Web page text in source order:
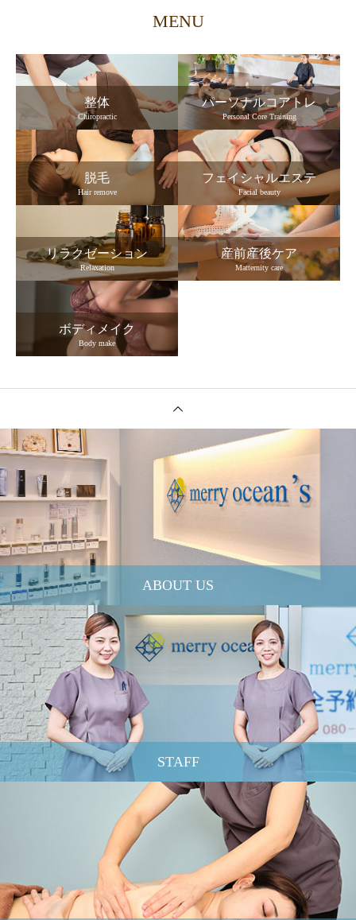
MENU
整体
Chiropractic
パーソナルコアトレ
Personal Core Training
脱毛
Hair remove
フェイシャルエステ
Facial beauty
リラクゼーション
Relaxation
産前産後ケア
Matternity care
ボディメイク
Body make
ABOUT US
STAFF